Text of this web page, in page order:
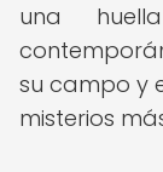
una
su campo y
misterios